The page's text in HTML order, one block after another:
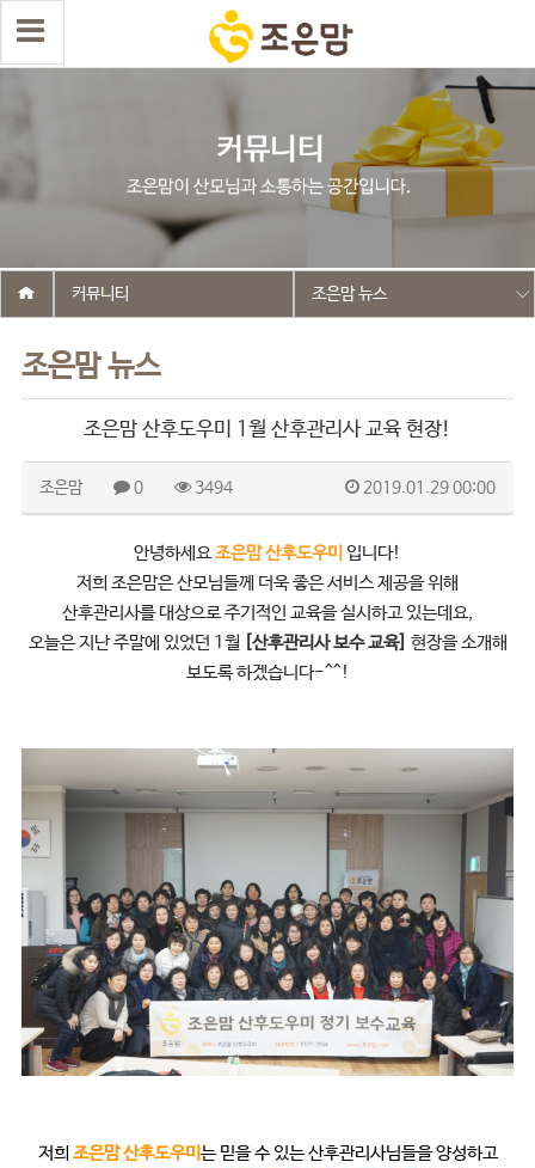
조은맘 뉴스
커뮤니티 조은맘 뉴스
조은맘 산후도우미 1월 산후관리사 교육 현장!
조은맘 0 3494 2019.01.29 00:00
안녕하세요조은맘 산후도우미 입니다!
저희 조은맘은 산모님들께 더욱 좋은 서비스 제공을 위해
산후관리사를 대상으로 주기적인 교육을 실시하고 있는데요,
오늘은 지난 주말에 있었던 1월
[산후관리사 보수 교육] 현장을 소개해
보도록 하겠습니다-^^!
저희 조은맘 산후도우미 는 믿을 수 있는 산후관리사님들을 양성하고